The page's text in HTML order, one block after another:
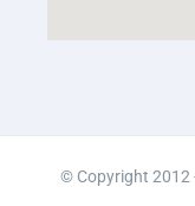
© Copyright 2012